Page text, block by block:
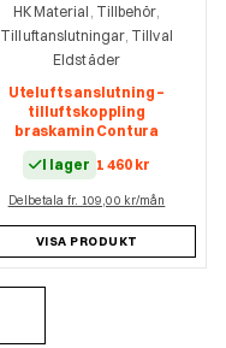
HK Material Tillbehör
Tilluftanslutningar Tillval
Eldstäder
Utelufts anslutning –
tilluftskoppling
braskamin Contura
I lager 1 460 kr
Delbetala fr. 109,00 kr/mån
VISA PRODUKT